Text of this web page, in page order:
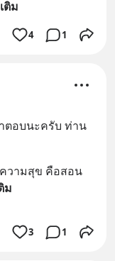
ติม
4 1
อบนะครับ ท่าน
วามสุข คือสอน
ม
3 1